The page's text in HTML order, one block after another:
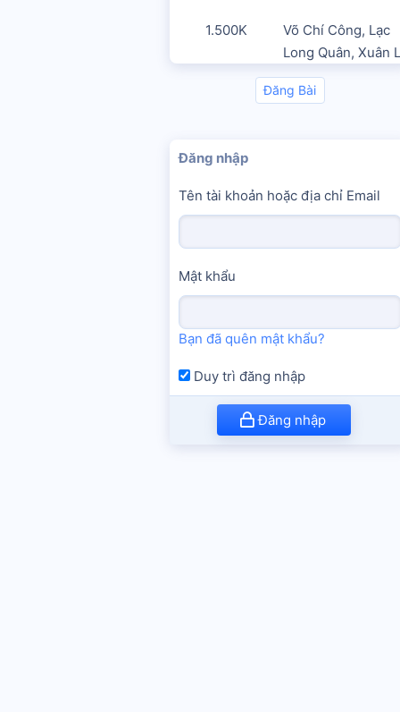
1.500K
Võ Chí Công, Lạc
Long Quân, Xuân
Đăng Bài
Đăng nhập
Tên tài khoản hoặc địa chỉ Email
Mật khẩu
Bạn đã quên mật khẩu?
Duy trì đăng nhập
Đăng nhập